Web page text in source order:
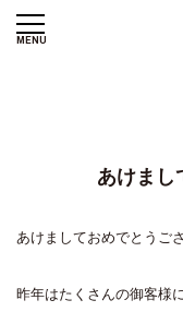
MENU
あけまし
あけましておめでとうご
昨年はたくさんの御客様